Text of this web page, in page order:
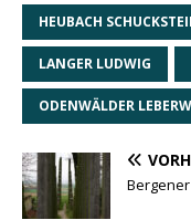
HEUBACH
LANGER LUDWIG
ODENWÄLDER